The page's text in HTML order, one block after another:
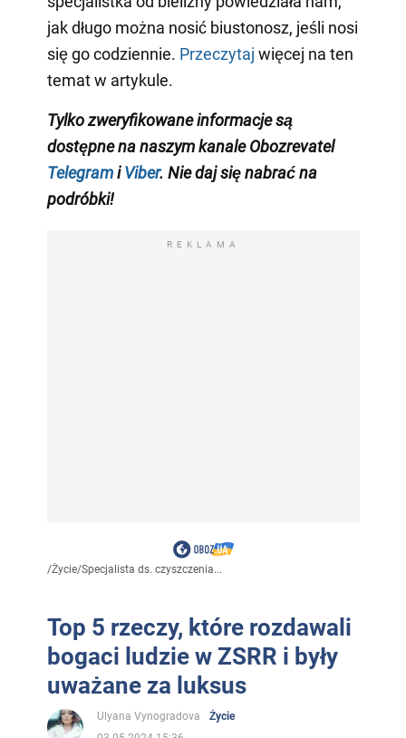
jak długo można nosić biustonosz, jeśli nosi
się go codziennie. Przeczytaj więcej na ten
temat w artykule.
Tylko zweryfikowane informacje są
dostępne na naszym kanale Obozrevatel
TelegramiViber. Nie daj się nabrać na
podróbki!
REKLAMA
/Życie/Specjalista ds. czyszczenia...
Top 5 rzeczy, które rozdawali
bogaci ludzie w ZSRR i były
uważane za luksus
Ulyana Vynogradova
Życie